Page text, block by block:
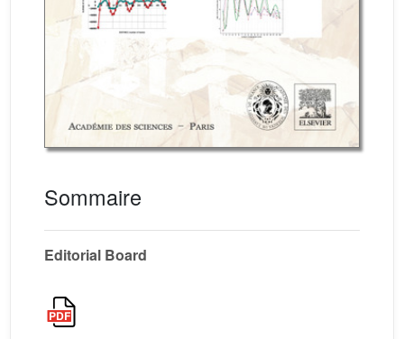
Sommaire
Editorial Board